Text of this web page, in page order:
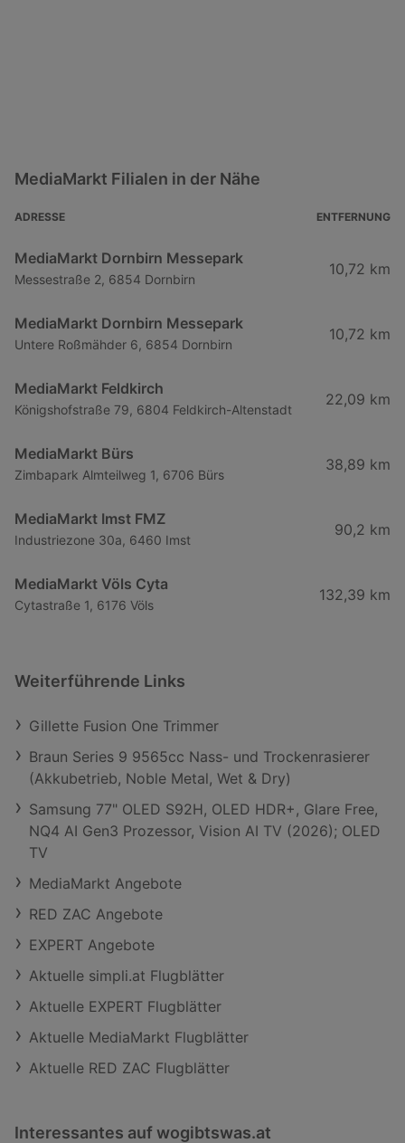
MediaMarkt Filialen in der Nähe
ADRESSE ENTFERNUNG
MediaMarkt Dornbirn Messepark
Messestraße 2, 6854 Dornbirn
10,72 km
MediaMarkt Dornbirn Messepark
Untere Roßmähder 6, 6854 Dornbirn
10,72 km
MediaMarkt Feldkirch
Königshofstraße 79, 6804 Feldkirch-Altenstadt
22,09 km
MediaMarkt Bürs
Zimbapark Almteilweg 1, 6706 Bürs
38,89 km
MediaMarkt Imst FMZ
Industriezone 30a, 6460 Imst
90,2 km
MediaMarkt Völs Cyta
Cytastraße 1, 6176 Völs
132,39 km
Weiterführende Links
Gillette Fusion One Trimmer
Braun Series 9 9565cc Nass- und Trockenrasierer
(Akkubetrieb, Noble Metal, Wet & Dry)
Samsung 77" OLED S92H, OLED HDR+, Glare Free,
NQ4 AI Gen3 Prozessor, Vision AI TV (2026); OLED
TV
MediaMarkt Angebote
RED ZAC Angebote
EXPERT Angebote
Aktuelle simpli.at Flugblätter
Aktuelle EXPERT Flugblätter
Aktuelle MediaMarkt Flugblätter
Aktuelle RED ZAC Flugblätter
Interessantes auf wogibtswas.at